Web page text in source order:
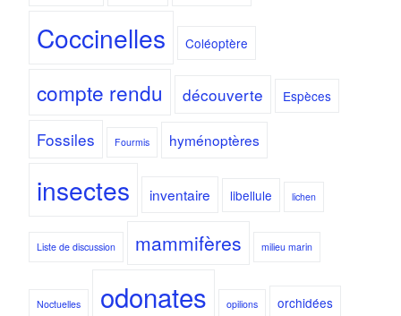
Coccinelles Coléoptère
compte rendu découverte Espèces
Fossiles Fourmis hyménoptères
insectes inventaire libellule lichen
Liste de discussion mammifères milieu marin
Noctuelles odonates opilions orchidées